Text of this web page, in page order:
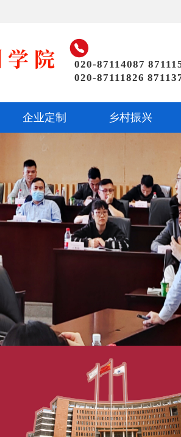

020-87114087
020-87111826
企业定制 乡村振兴